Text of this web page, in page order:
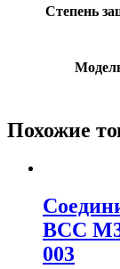
Степень
Похожие
BCC
003